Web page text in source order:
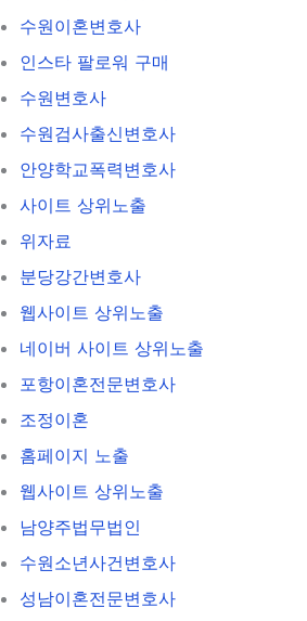
수원이혼변호사
인스타 팔로워 구매
수원변호사
수원검사출신변호사
안양학교폭력변호사
사이트 상위노출
위자료
분당강간변호사
웹사이트 상위노출
네이버 사이트 상위노출
포항이혼전문변호사
조정이혼
홈페이지 노출
웹사이트 상위노출
남양주법무법인
수원소년사건변호사
성남이혼전문변호사